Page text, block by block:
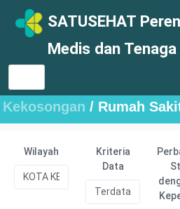
SATUSEHAT
Medis dan
Kekosongan / Rumah
Wilayah
Kriteria
Data